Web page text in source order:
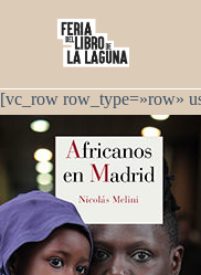
contenido
[vc_row row_type=»row»